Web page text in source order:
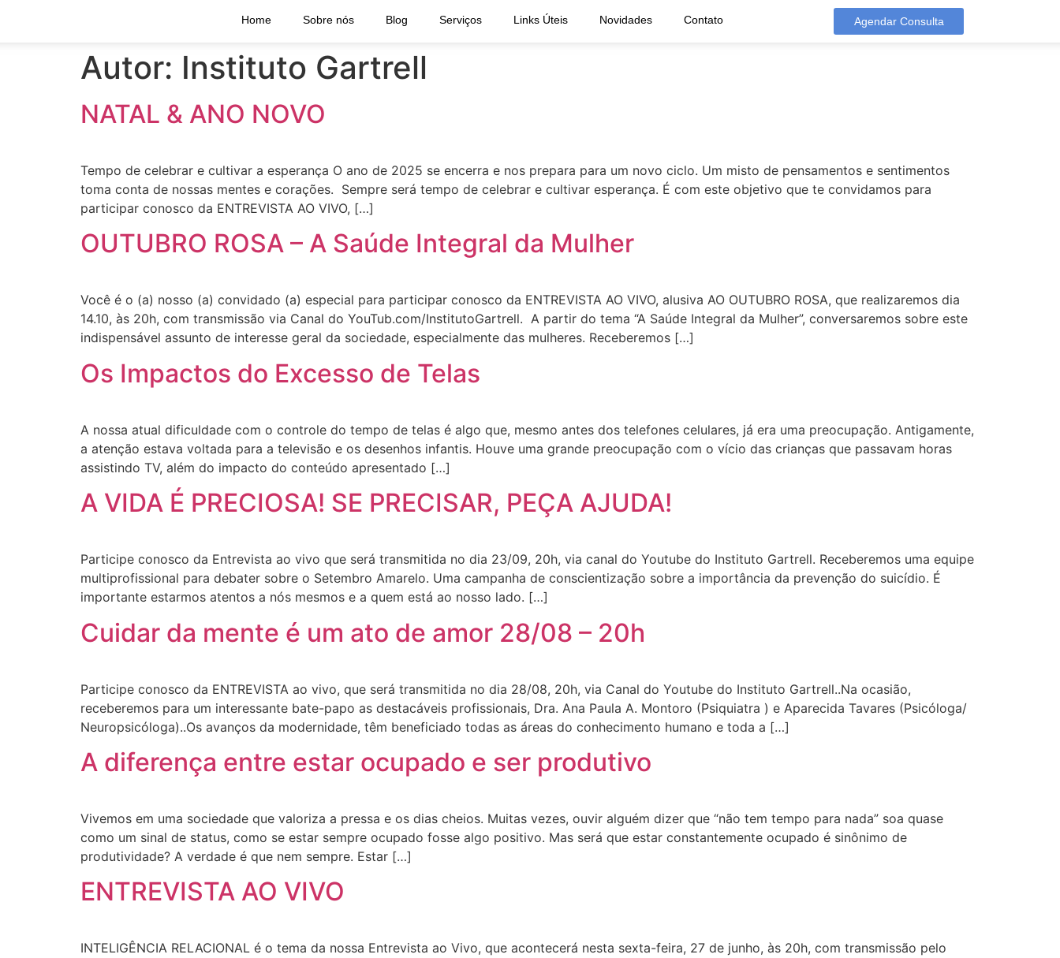
Home Sobre nós Blog Serviços Links Úteis Novidades Contato Agendar Consulta
Autor: Instituto Gartrell
NATAL & ANO NOVO
Tempo de celebrar e cultivar a esperança O ano de 2025 se encerra e nos prepara para um novo ciclo. Um misto de pensamentos e sentimentos
toma conta de nossas mentes e corações. Sempre será tempo de celebrar e cultivar esperança. É com este objetivo que te convidamos para
participar conosco da ENTREVISTA AO VIVO, […]
OUTUBRO ROSA – A Saúde Integral da Mulher
Você é o (a) nosso (a) convidado (a) especial para participar conosco da ENTREVISTA AO VIVO, alusiva AO OUTUBRO ROSA, que realizaremos dia
14.10, às 20h, com transmissão via Canal do YouTub.com/InstitutoGartrell. A partir do tema “A Saúde Integral da Mulher”, conversaremos sobre este
indispensável assunto de interesse geral da sociedade, especialmente das mulheres. Receberemos […]
Os Impactos do Excesso de Telas
A nossa atual dificuldade com o controle do tempo de telas é algo que, mesmo antes dos telefones celulares, já era uma preocupação. Antigamente,
a atenção estava voltada para a televisão e os desenhos infantis. Houve uma grande preocupação com o vício das crianças que passavam horas
assistindo TV, além do impacto do conteúdo apresentado […]
A VIDA É PRECIOSA! SE PRECISAR, PEÇA AJUDA!
Participe conosco da Entrevista ao vivo que será transmitida no dia 23/09, 20h, via canal do Youtube do Instituto Gartrell. Receberemos uma equipe
multiprofissional para debater sobre o Setembro Amarelo. Uma campanha de conscientização sobre a importância da prevenção do suicídio. É
importante estarmos atentos a nós mesmos e a quem está ao nosso lado. […]
Cuidar da mente é um ato de amor 28/08 – 20h
Participe conosco da ENTREVISTA ao vivo, que será transmitida no dia 28/08, 20h, via Canal do Youtube do Instituto Gartrell..Na ocasião,
receberemos para um interessante bate-papo as destacáveis profissionais, Dra. Ana Paula A. Montoro (Psiquiatra ) e Aparecida Tavares (Psicóloga/
Neuropsicóloga)..Os avanços da modernidade, têm beneficiado todas as áreas do conhecimento humano e toda a […]
A diferença entre estar ocupado e ser produtivo
Vivemos em uma sociedade que valoriza a pressa e os dias cheios. Muitas vezes, ouvir alguém dizer que “não tem tempo para nada” soa quase
como um sinal de status, como se estar sempre ocupado fosse algo positivo. Mas será que estar constantemente ocupado é sinônimo de
produtividade? A verdade é que nem sempre. Estar […]
ENTREVISTA AO VIVO
INTELIGÊNCIA RELACIONAL é o tema da nossa Entrevista ao Vivo, que acontecerá nesta sexta-feira, 27 de junho, às 20h, com transmissão pelo